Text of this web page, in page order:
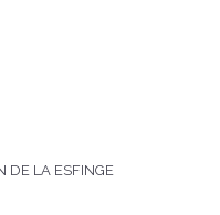
DE LA ESFINGE